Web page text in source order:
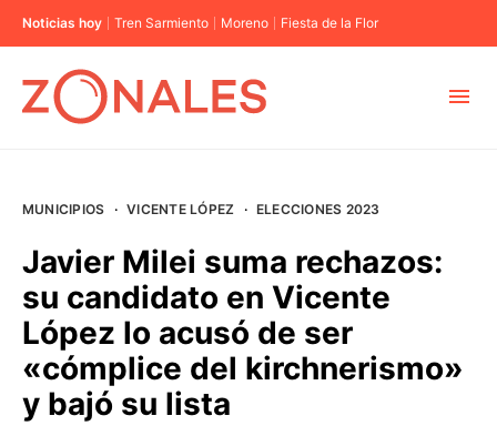
Noticias hoy Tren Sarmiento Moreno Fiesta de la Flor
BUENOS AIRES
PROVINCIAS
MUNICIPIOS · VICENTE LÓPEZ · ELECCIONES 2023
Javier Milei suma rechazos:
su candidato en Vicente
López lo acusó de ser
«cómplice del kirchnerismo»
y bajó su lista